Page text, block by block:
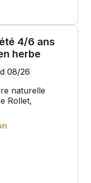
4/6 ans
herbe
08/26
naturelle
Rollet,